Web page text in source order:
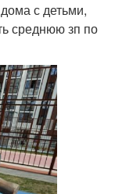
с детьми,
среднюю зп по